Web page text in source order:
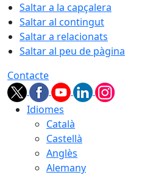
Saltar a la capçalera
Saltar al contingut
Saltar a relacionats
Saltar al peu de pàgina
Contacte
Idiomes
Català
Castellà
Anglès
Alemany